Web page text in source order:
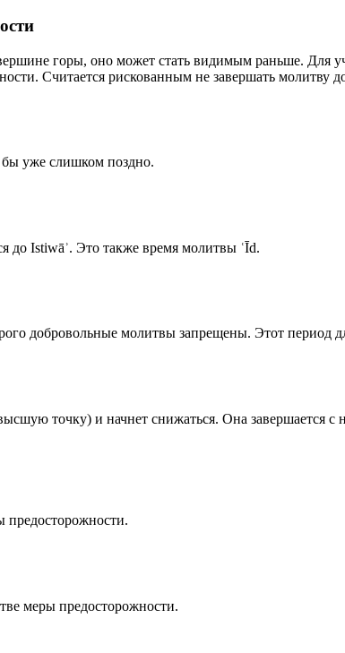
горы, оно может стать видимым раньше. Для
Считается рискованным не завершать молитву
бы уже слишком поздно.
до Istiwāʾ. Это также время молитвы ʿĪd.
добровольные молитвы запрещены. Этот период
точку) и начнет снижаться. Она завершается
предосторожности.
меры предосторожности.